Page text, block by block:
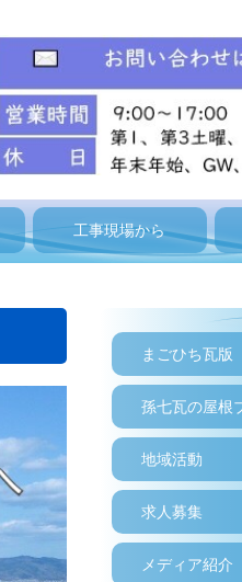
工事現場から
まごひち瓦版
孫七瓦の屋根
地域活動
求人募集
メディア紹介